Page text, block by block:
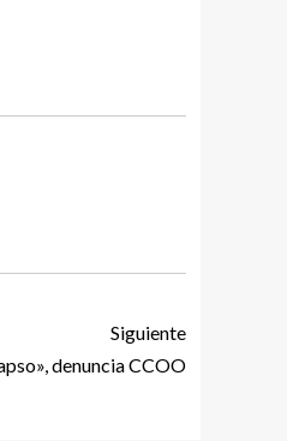
Siguiente
denuncia CCOO